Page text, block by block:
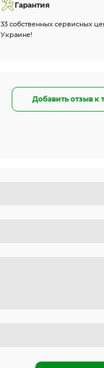
Гарантия
33 собственных сервисных
Украине!
Добавить отзыв к